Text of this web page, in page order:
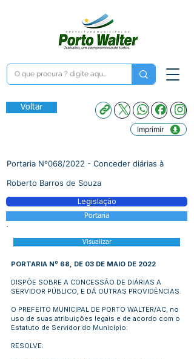
Voltar
Imprimir
Portaria Nº068/2022 - Conceder diárias à
Roberto Barros de Souza
Legislação
Portaria
Visualizar
PORTARIA Nº 68, DE 03 DE MAIO DE 2022
DISPÕE SOBRE A CONCESSÃO DE DIÁRIAS A
SERVIDOR PÚBLICO, E DÁ OUTRAS PROVIDÊNCIAS.
O PREFEITO MUNICIPAL DE PORTO WALTER/AC, no
uso de suas atribuições legais e de acordo com o
Estatuto de Servidor do Município:
RESOLVE: